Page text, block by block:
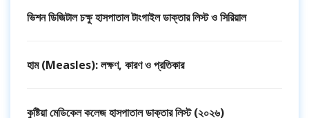
ভিশন ডিজিটাল চক্ষু হাসপাতাল টাংগাইল ডাক্তার লিস্ট ও সিরিয়াল
হাম (Measles): লক্ষণ, কারণ ও প্রতিকার
কুষ্টিয়া মেডিকেল কলেজ হাসপাতাল ডাক্তার লিস্ট (২০২৬)